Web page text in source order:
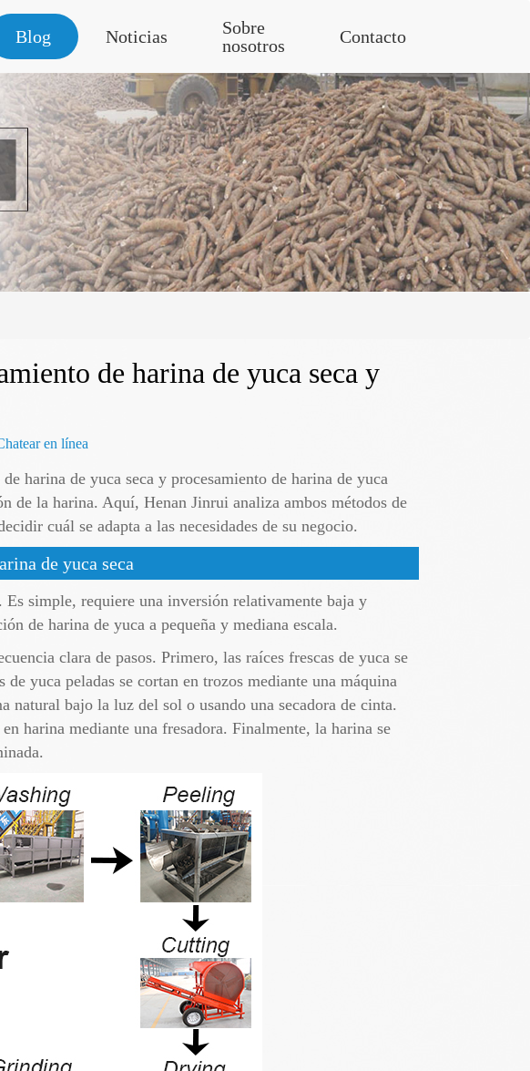
Blog Noticias
Sobre
nosotros
Contacto
de harina de yuca seca y
en línea
harina de yuca seca y procesamiento de harina de yuca
de la harina. Aquí, Henan Jinrui analiza ambos métodos de
cuál se adapta a las necesidades de su negocio.
de yuca seca
simple, requiere una inversión relativamente baja y
de harina de yuca a pequeña y mediana escala.
clara de pasos. Primero, las raíces frescas de yuca se
yuca peladas se cortan en trozos mediante una máquina
natural bajo la luz del sol o usando una secadora de cinta.
harina mediante una fresadora. Finalmente, la harina se